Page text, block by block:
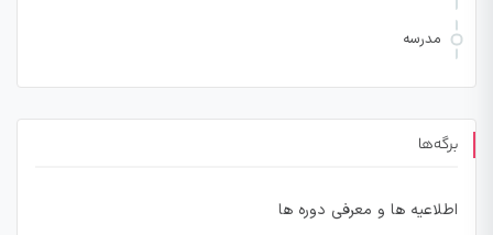
مدرسه
برگه‌ها
اطلاعیه ها و معرفی دوره ها